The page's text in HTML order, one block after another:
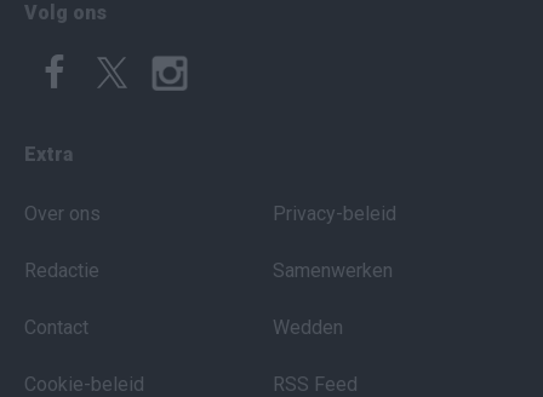
Volg ons
Extra
Over ons
Redactie
Contact
Cookie-beleid
Privacy-beleid
Samenwerken
Wedden
RSS Feed